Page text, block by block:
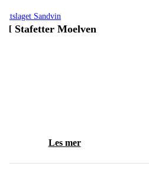
Sandvin
Stafetter Moelven
Les mer